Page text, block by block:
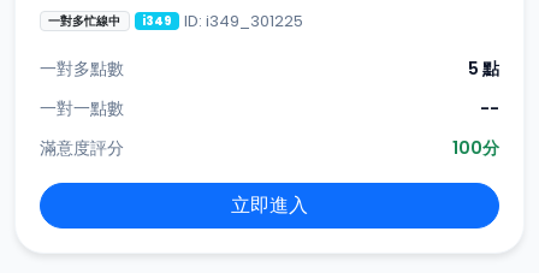
一對多忙線中 i349 ID: i349_301225
一對多點數
5 點
一對一點數
--
滿意度評分
100分
立即進入